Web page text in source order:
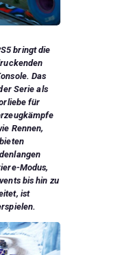
bringt die
Das
Serie als
für
Rennen,
Modus,
bis hin zu
ist